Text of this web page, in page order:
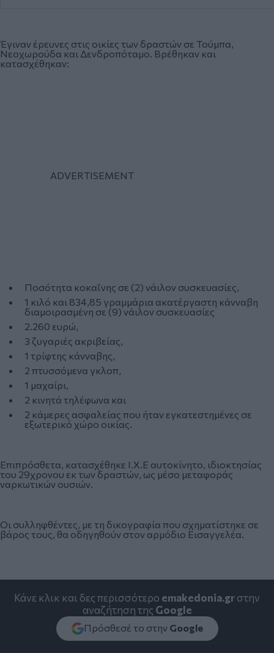
Έγιναν έρευνες στις οικίες των δραστών σε Τούμπα,
Νεοχωρούδα και Δενδροπόταμο. Βρέθηκαν και
κατασχέθηκαν:
Ποσότητα κοκαΐνης σε (2) νάιλον συσκευασίες,
1 κιλό και 834,85 γραμμάρια ακατέργαστη κάνναβη
διαμοιρασμένη σε (9) νάιλον συσκευασίες
2.260 ευρώ,
3 ζυγαριές ακριβείας,
1 τρίφτης κάνναβης,
2 πτυσσόμενα γκλοπ,
1 μαχαίρι,
2 κινητά τηλέφωνα και
2 κάμερες ασφαλείας που ήταν εγκατεστημένες σε
εξωτερικό χώρο οικίας.
Επιπρόσθετα, κατασχέθηκε Ι.Χ.Ε αυτοκίνητο, ιδιοκτησίας
του 29χρονου εκ των δραστών, ως μέσο μεταφοράς
ναρκωτικών ουσιών.
Οι συλληφθέντες, με τη δικογραφία που σχηματίστηκε σε
βάρος τους, θα οδηγηθούν στον αρμόδιο Εισαγγελέα.
Κάνε κλικ και δες περισσότερο emakedonia.grστην
αναζήτηση της Google
Πρόσθεσέ το στην Google